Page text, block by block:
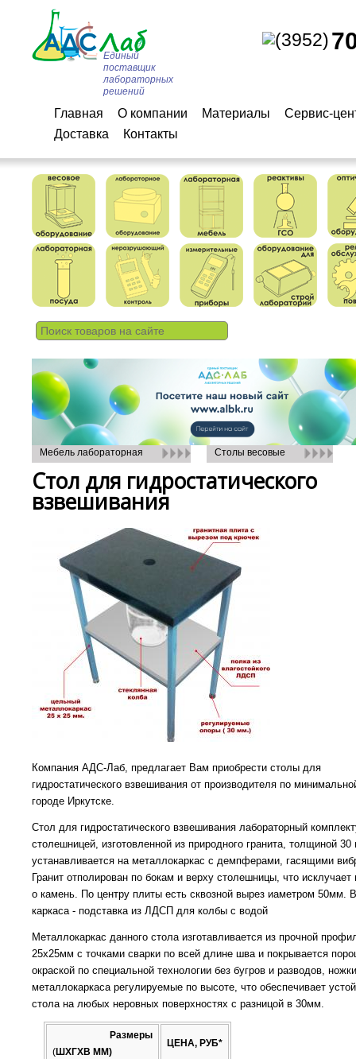
(3952)
Единый
поставщик
лабораторных
решений
Главная О компании Материалы
Сервис-
Доставка
Контакты
Мебель лабораторная Столы весовые
Стол для гидростатического
взвешивания
Компания АДС-Лаб, предлагает Вам приобрести столы для
гидростатического взвешивания от производителя по
городе Иркутске.
Стол для гидростатического взвешивания лабораторный
столешницей, изготовленной из природного гранита, толщиной
устанавливается на металлокаркас с демпферами, гасящими
Гранит отполирован по бокам и верху столешницы, что исклучает
о камень. По центру плиты есть сквозной вырез иаметром 50мм.
каркаса - подставка из ЛДСП для колбы с водой
Металлокаркас данного стола изготавливается из прочной
25х25мм с точками сварки по всей длине шва и покрывается
окраской по специальной технологии без бугров и разводов, ножки
металлокаркаса регулируемые по высоте, что обеспечивает
стола на любых неровных поверхностях с разницой в 30мм.
Размеры
(ШХГХВ ММ)
ЦЕНА, РУБ*